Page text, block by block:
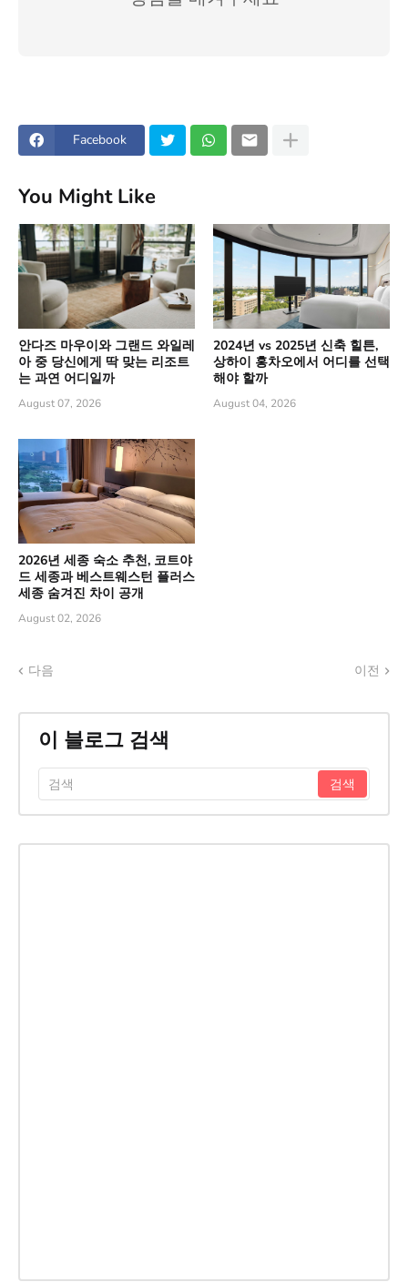
Facebook
You Might Like
안다즈 마우이와 그랜드 와일레
아 중 당신에게 딱 맞는 리조트
는 과연 어디일까
August 07, 2026
2024년 vs 2025년 신축 힐튼,
상하이 홍차오에서 어디를 선택
해야 할까
August 04, 2026
2026년 세종 숙소 추천, 코트야
드 세종과 베스트웨스턴 플러스
세종 숨겨진 차이 공개
August 02, 2026
다음 이전
이 블로그 검색